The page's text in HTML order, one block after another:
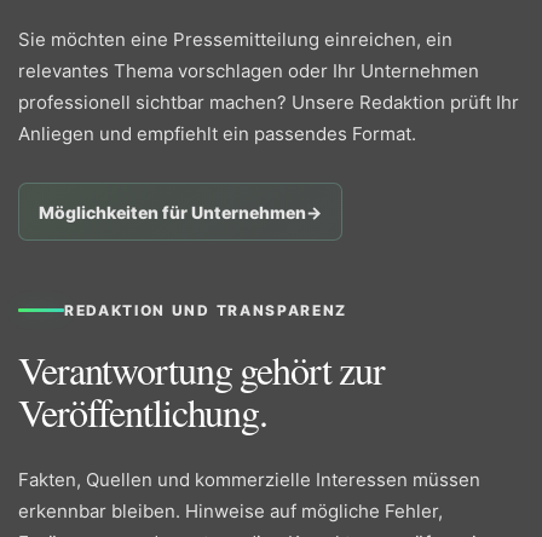
Sie möchten eine Pressemitteilung einreichen, ein
relevantes Thema vorschlagen oder Ihr Unternehmen
professionell sichtbar machen? Unsere Redaktion prüft Ihr
Anliegen und empfiehlt ein passendes Format.
Möglichkeiten für Unternehmen→
REDAKTION UND TRANSPARENZ
Verantwortung gehört zur
Veröffentlichung.
Fakten, Quellen und kommerzielle Interessen müssen
erkennbar bleiben. Hinweise auf mögliche Fehler,